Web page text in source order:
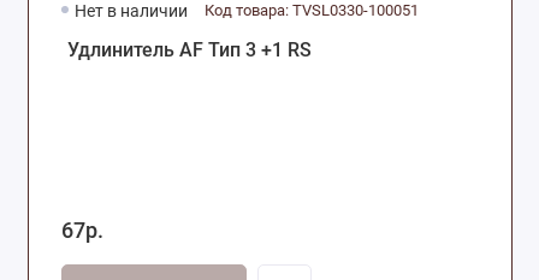
Нет в наличии Код товара: TVSL0330-100051
Удлинитель AF Тип 3 +1 RS
67р.